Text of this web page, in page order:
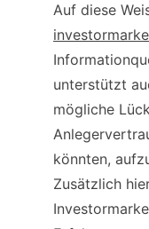
Auf diese
unterstützt
mögliche
könnten,
Zusätzlich